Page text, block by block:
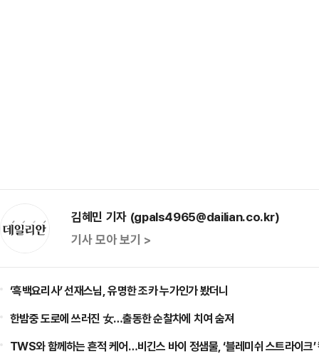
김혜민 기자 (gpals4965@dailian.co.kr)
기사 모아 보기 >
‘흑백요리사’ 선재스님, 유명한 조카 누가인가 봤더니
한밤중 도로에 쓰러진 女…출동한 순찰차에 치여 숨져
TWS와 함께하는 흔적 케어…비긴스 바이 정샘물, ‘블레미쉬 스트라이크’